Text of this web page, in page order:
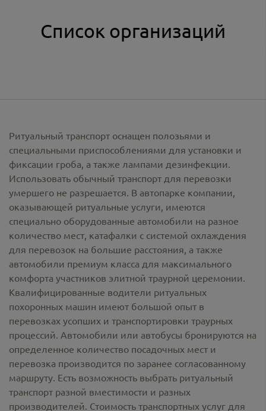
Список организаций
Ритуальный транспорт оснащен полозьями и
специальными приспособлениями для установки и
фиксации гроба, а также лампами дезинфекции.
Использовать обычный транспорт для перевозки
умершего не разрешается. В автопарке компании,
оказывающей ритуальные услуги, имеются
специально оборудованные автомобили на разное
количество мест, катафалки с системой охлаждения
для перевозок на большие расстояния, а также
автомобили премиум класса для максимального
комфорта участников элитной траурной церемонии.
Квалифицированные водители ритуальных
похоронных машин имеют большой опыт в
перевозках усопших и транспортировки траурных
процессий. Автомобили или автобусы бронируются на
определенное количество посадочных мест и
перевозка производится по заранее согласованному
маршруту. Есть возможность выбрать ритуальный
транспорт разной вместимости и разных
производителей. Стоимость транспортных услуг для